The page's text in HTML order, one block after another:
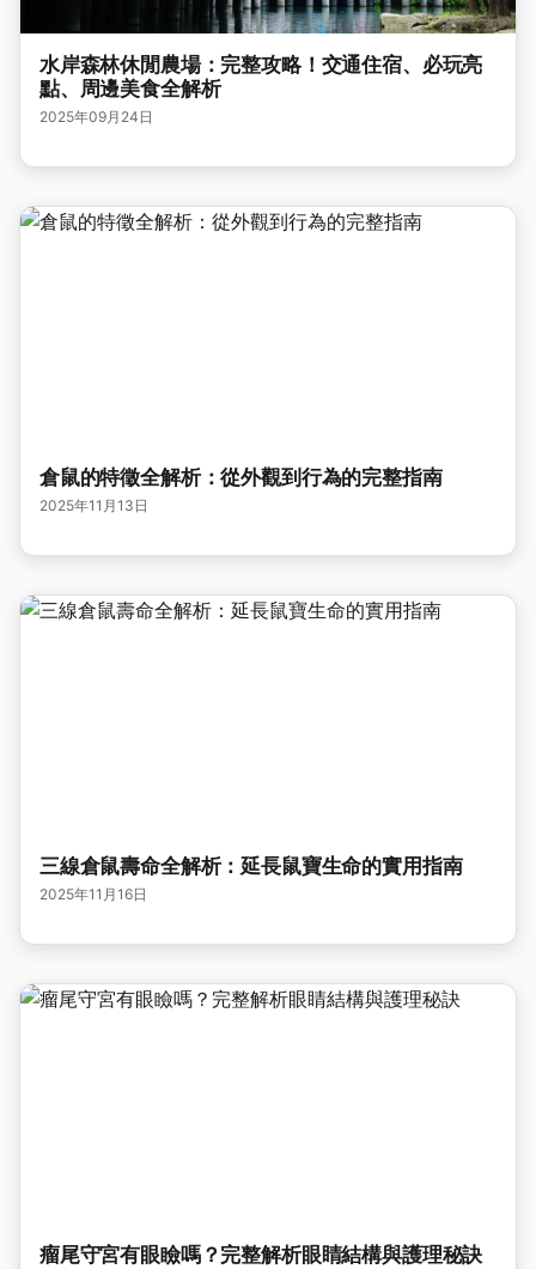
水岸森林休閒農場：完整攻略！交通住宿、必玩亮
點、周邊美食全解析
2025年09月24日
倉鼠的特徵全解析：從外觀到行為的完整指南
2025年11月13日
三線倉鼠壽命全解析：延長鼠寶生命的實用指南
2025年11月16日
瘤尾守宮有眼瞼嗎？完整解析眼睛結構與護理秘訣